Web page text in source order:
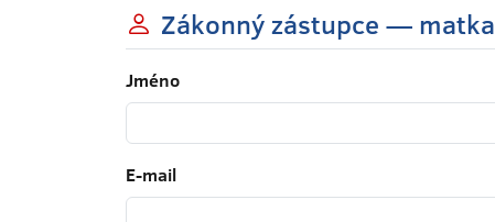
Zákonný zástupce — matka
Jméno
E-mail